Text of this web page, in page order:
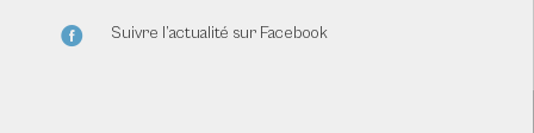
Suivre l’actualité sur Facebook